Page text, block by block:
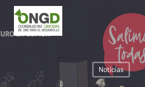
Skip
main
Noticias